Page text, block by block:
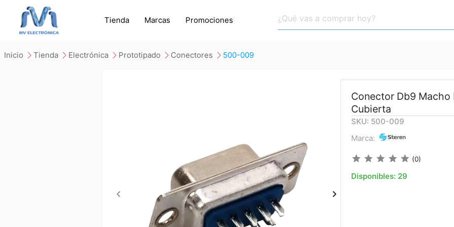
Tienda Marcas Promociones
inicio tienda electrónica prototipado conectores 500-009
Conector Db9 Macho
Cubierta
SKU: 500-009
Marca:
star star star star star (0)
Disponibles: 29